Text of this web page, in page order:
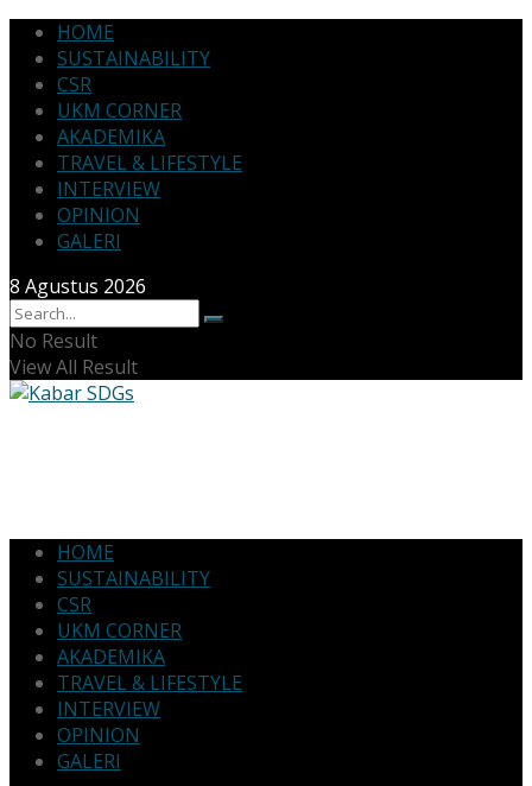
HOME
SUSTAINABILITY
CSR
UKM CORNER
AKADEMIKA
TRAVEL & LIFESTYLE
INTERVIEW
OPINION
GALERI
8 Agustus 2026
No Result
View All Result
HOME
SUSTAINABILITY
CSR
UKM CORNER
AKADEMIKA
TRAVEL & LIFESTYLE
INTERVIEW
OPINION
GALERI